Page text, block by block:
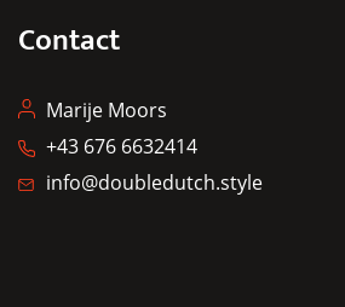
Contact
Marije Moors
+43 676 6632414
info@doubledutch.style